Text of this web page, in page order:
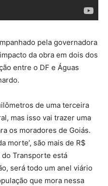
pela governadora
da obra em dois dos
entre o DF e Águas
de uma terceira
mas isso vai trazer uma
os moradores de Goiás.
morte’, são mais de R$
Transporte está
será todo um anel viário
que mora nessa